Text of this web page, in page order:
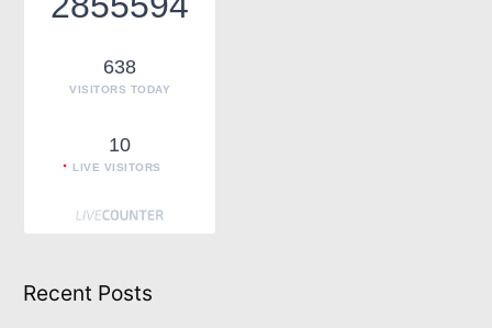
638
VISITORS TODAY
10
LIVE VISITORS
Recent Posts